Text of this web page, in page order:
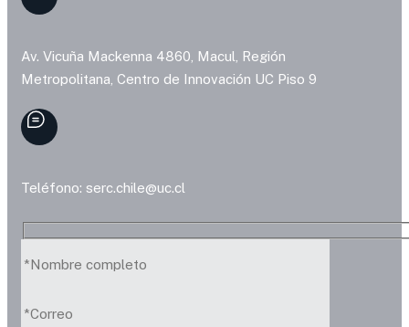
Av. Vicuña Mackenna 4860, Macul, Región
Metropolitana, Centro de Innovación UC Piso 9
Teléfono: serc.chile@uc.cl